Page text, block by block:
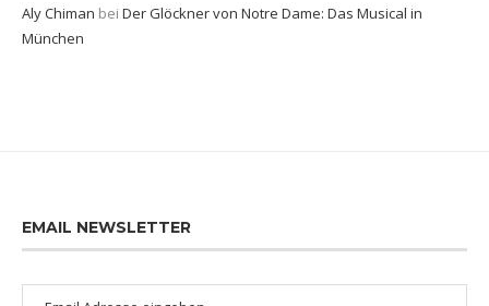
Aly Chiman bei Der Glöckner von Notre Dame: Das Musical in
München
EMAIL NEWSLETTER